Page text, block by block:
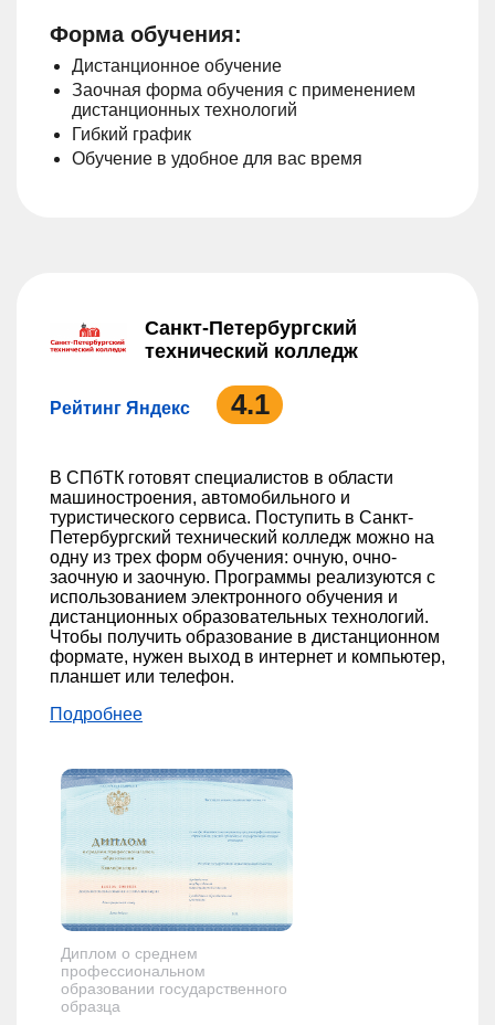
Форма обучения:
Дистанционное обучение
Заочная форма обучения с применением
дистанционных технологий
Гибкий график
Обучение в удобное для вас время
Санкт-Петербургский
технический колледж
Рейтинг Яндекс 4.1
В СПбТК готовят специалистов в области
машиностроения, автомобильного и
туристического сервиса. Поступить в Санкт-
Петербургский технический колледж можно на
одну из трех форм обучения: очную, очно-
заочную и заочную. Программы реализуются с
использованием электронного обучения и
дистанционных образовательных технологий.
Чтобы получить образование в дистанционном
формате, нужен выход в интернет и компьютер,
планшет или телефон.
Подробнее
Диплом о среднем
профессиональном
образовании государственного
образца